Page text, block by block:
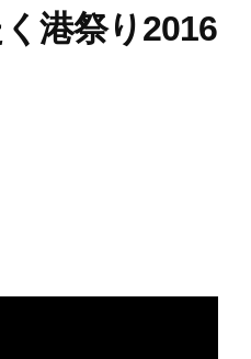
港祭り2016